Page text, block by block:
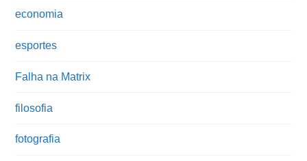
economia
esportes
Falha na Matrix
filosofia
fotografia